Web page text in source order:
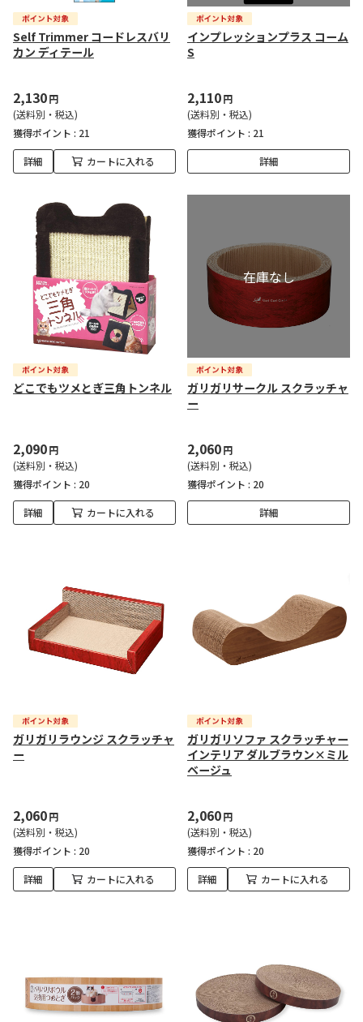
Self Trimmer コードレスバリ
カン ディテール
2,130円
(送料別・税込)
獲得ポイント : 21
詳細 カートに入れる
インプレッションプラス コーム
S
2,110円
(送料別・税込)
獲得ポイント : 21
詳細
どこでもツメとぎ三角トンネル
2,090円
(送料別・税込)
獲得ポイント : 20
詳細 カートに入れる
ガリガリサークル スクラッチャ
ー
2,060円
(送料別・税込)
獲得ポイント : 20
詳細
ガリガリラウンジ スクラッチャ
ー
2,060円
(送料別・税込)
獲得ポイント : 20
詳細 カートに入れる
ガリガリソファ スクラッチャー
インテリア ダルブラウン×ミル
ベージュ
2,060円
(送料別・税込)
獲得ポイント : 20
詳細 カートに入れる